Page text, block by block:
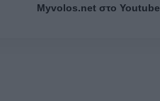
Myvolos.net στο Youtube